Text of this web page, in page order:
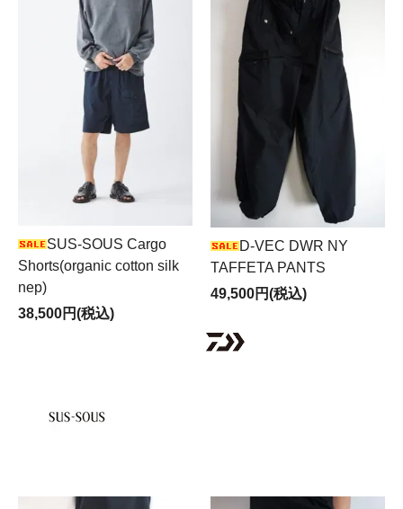
SUS-SOUS Cargo
Shorts(organic cotton silk
nep)
38,500円(税込)
D-VEC DWR NY
TAFFETA PANTS
49,500円(税込)